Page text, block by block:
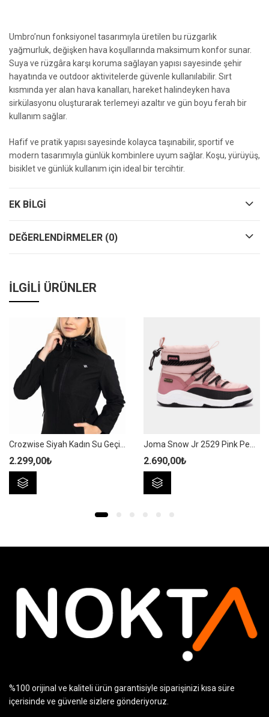
Umbro’nun fonksiyonel tasarımıyla üretilen bu rüzgarlık
yağmurluk, değişken hava koşullarında maksimum konfor sunar.
Suya ve rüzgâra karşı koruma sağlayan yapısı sayesinde şehir
hayatında ve outdoor aktivitelerde güvenle kullanılabilir. Sırt
kısmında yer alan hava kanalları, hareket halindeyken hava
sirkülasyonu oluşturarak terlemeyi azaltır ve gün boyu ferah bir
kullanım sağlar.
Hafif ve pratik yapısı sayesinde kolayca taşınabilir, sportif ve
modern tasarımıyla günlük kombinlere uyum sağlar. Koşu, yürüyüş,
bisiklet ve günlük kullanım için ideal bir tercihtir.
EK BILGI
DEĞERLENDIRMELER (0)
İLGILI ÜRÜNLER
2.299,00₺
seçilebilir
2.690,00₺
seçilebilir
%100 orijinal ve kaliteli ürün garantisiyle siparişinizi kısa süre
içerisinde ve güvenle sizlere gönderiyoruz.